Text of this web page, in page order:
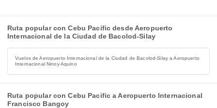
Ruta popular con Cebu Pacific desde Aeropuerto
Internacional de la Ciudad de Bacolod-Silay
Vuelos de Aeropuerto Internacional de la Ciudad de Bacolod-Silay a Aeropuerto
Internacional Ninoy Aquino
Ruta popular con Cebu Pacific a Aeropuerto Internacional
Francisco Bangoy